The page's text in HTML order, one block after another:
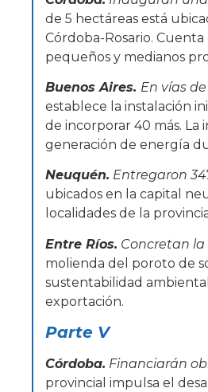
de 5 hectáreas está
Córdoba-Rosario.
pequeños y medianos
Buenos Aires. En vías
establece la instalación
de incorporar 40 más. La
generación de energía
Neuquén. Entregaron
ubicados en la capital
localidades de la
Entre Ríos. Concretan
molienda del poroto de
sustentabilidad
exportación.
Parte V
Córdoba. Financiarán
provincial impulsa el